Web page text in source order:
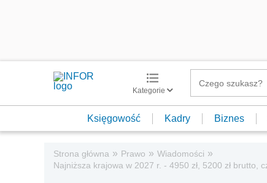
Kategorie
Księgowość Kadry Biznes
Strona główna » Prawo » Wiadomości »
Najniższa krajowa w 2027 r. - 4950 zł, 5200 zł